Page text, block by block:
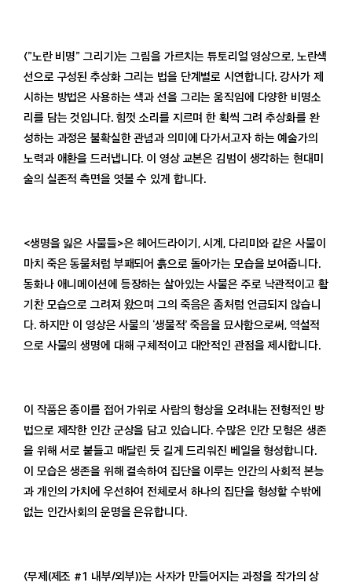
〈”노란 비명” 그리기〉는 그림을 가르치는 튜토리얼 영상으로, 노란색
선으로 구성된 추상화 그리는 법을 단계별로 시연합니다. 강사가 제
시하는 방법은 사용하는 색과 선을 그리는 움직임에 다양한 비명소
리를 담는 것입니다. 힘껏 소리를 지르며 한 획씩 그려 추상화를 완
성하는 과정은 불확실한 관념과 의미에 다가서고자 하는 예술가의
노력과 애환을 드러냅니다. 이 영상 교본은 김범이 생각하는 현대미
술의 실존적 측면을 엿볼 수 있게 합니다.
<생명을 잃은 사물들>은 헤어드라이기, 시계, 다리미와 같은 사물이
마치 죽은 동물처럼 부패되어 흙으로 돌아가는 모습을 보여줍니다.
동화나 애니메이션에 등장하는 살아있는 사물은 주로 낙관적이고 활
기찬 모습으로 그려져 왔으며 그의 죽음은 좀처럼 언급되지 않습니
다. 하지만 이 영상은 사물의 ‘생물적’ 죽음을 묘사함으로써, 역설적
으로 사물의 생명에 대해 구체적이고 대안적인 관점을 제시합니다.
이 작품은 종이를 접어 가위로 사람의 형상을 오려내는 전형적인 방
법으로 제작한 인간 군상을 담고 있습니다. 수많은 인간 모형은 생존
을 위해 서로 붙들고 매달린 듯 길게 드리워진 베일을 형성합니다.
이 모습은 생존을 위해 결속하여 집단을 이루는 인간의 사회적 본능
과 개인의 가치에 우선하여 전체로서 하나의 집단을 형성할 수밖에
없는 인간사회의 운명을 은유합니다.
〈무제(제조 #1 내부/외부)〉는 사자가 만들어지는 과정을 작가의 상